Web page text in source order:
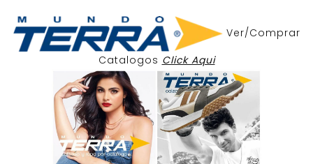
Ver/Comprar
Catalogos Click Aqui